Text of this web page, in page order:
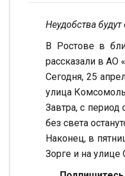
Неудобства
В Ростове в
рассказали в АО
Сегодня, 25
улица
Завтра, с период
без света
Наконец, в
Зорге и на улице